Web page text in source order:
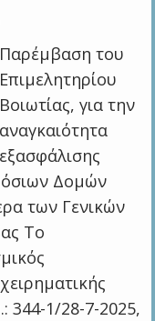
Παρέμβαση του
Επιμελητηρίου
Βοιωτίας, για την
αναγκαιότητα
εξασφάλισης
Δομών
των Γενικών
Το
344-1/28-7-2025,